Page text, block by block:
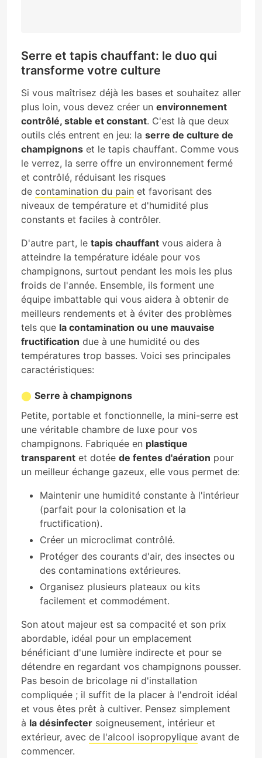
Serre et tapis chauffant: le duo qui
transforme votre culture
Si vous maîtrisez déjà les bases et souhaitez aller
plus loin, vous devez créer un environnement
contrôlé, stable et constant. C'est là que deux
outils clés entrent en jeu: la serre de culture de
champignons et le tapis chauffant. Comme vous
le verrez, la serre offre un environnement fermé
et contrôlé, réduisant les risques
de contamination du pain et favorisant des
niveaux de température et d'humidité plus
constants et faciles à contrôler.
D'autre part, le tapis chauffant vous aidera à
atteindre la température idéale pour vos
champignons, surtout pendant les mois les plus
froids de l'année. Ensemble, ils forment une
équipe imbattable qui vous aidera à obtenir de
meilleurs rendements et à éviter des problèmes
tels que la contamination ou une mauvaise
fructification due à une humidité ou des
températures trop basses. Voici ses principales
caractéristiques:
Serre à champignons
Petite, portable et fonctionnelle, la mini-serre est
une véritable chambre de luxe pour vos
champignons. Fabriquée en plastique
transparent et dotée de fentes d'aération pour
un meilleur échange gazeux, elle vous permet de:
Maintenir une humidité constante à l'intérieur
(parfait pour la colonisation et la
fructification).
Créer un microclimat contrôlé.
Protéger des courants d'air, des insectes ou
des contaminations extérieures.
Organisez plusieurs plateaux ou kits
facilement et commodément.
Son atout majeur est sa compacité et son prix
abordable, idéal pour un emplacement
bénéficiant d'une lumière indirecte et pour se
détendre en regardant vos champignons pousser.
Pas besoin de bricolage ni d'installation
compliquée ; il suffit de la placer à l'endroit idéal
et vous êtes prêt à cultiver. Pensez simplement
à la désinfecter soigneusement, intérieur et
extérieur, avec de l'alcool isopropylique avant de
commencer.